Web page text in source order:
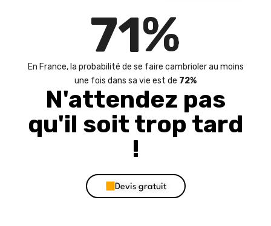
72%
En France, la probabilité de se faire cambrioler au moins
une fois dans sa vie est de 72%
N'attendez pas
qu'il soit trop tard
!
Devis gratuit